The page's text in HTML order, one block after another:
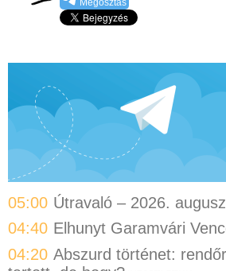
Megosztás
05:00 Útravaló – 2026.
04:40 Elhunyt Garamvári
04:20 Abszurd történet: